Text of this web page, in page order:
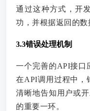
通过这种方式，开
功，并根据返回的数
3.3错误处理机制
一个完善的API接口
在API调用过程中，
清晰地告知用户或
的重要一环。